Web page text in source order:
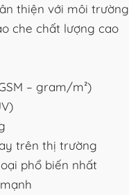
thiện với môi trường
che chất lượng cao
– gram/m²)
trên thị trường
phổ biến nhất